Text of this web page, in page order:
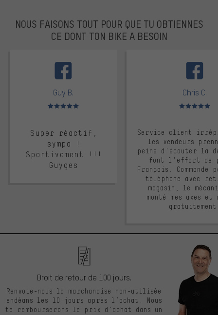
NOUS FAISONS TOUT POUR QUE TU OBTIENNES
CE DONT TON BIKE A BESOIN
Guy B.
Note moyenne : 5 sur 5
Super réactif,
sympa !
Sportivement !!!
Guyges
Chris C.
Note moyenne :
Service client
les vendeurs
peine d'écouter la
font l'effort de
Français. Commande
téléphone avec
magasin, le
monté mes axes et
Droit de retour de 100 jours.
Renvoie-nous la marchandise non-utilisée
endéans les 10 jours après l’achat. Nous
te rembourserons le prix d’achat dans un